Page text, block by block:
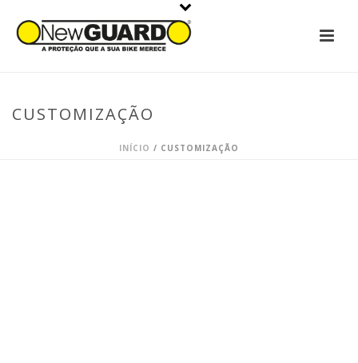
CUSTOMIZAÇÃO
INÍCIO / CUSTOMIZAÇÃO